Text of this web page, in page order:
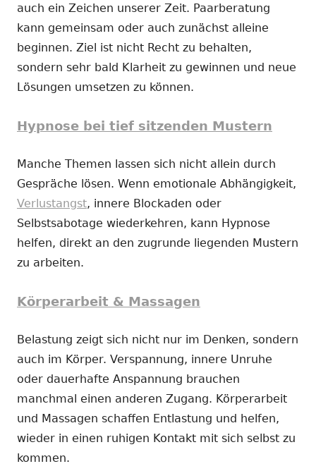
auch ein Zeichen unserer Zeit. Paarberatung
kann gemeinsam oder auch zunächst alleine
beginnen. Ziel ist nicht Recht zu behalten,
sondern sehr bald Klarheit zu gewinnen und neue
Lösungen umsetzen zu können.
Hypnose bei tief sitzenden Mustern
Manche Themen lassen sich nicht allein durch
Gespräche lösen. Wenn emotionale Abhängigkeit,
Verlustangst, innere Blockaden oder
Selbstsabotage wiederkehren, kann Hypnose
helfen, direkt an den zugrunde liegenden Mustern
zu arbeiten.
Körperarbeit & Massagen
Belastung zeigt sich nicht nur im Denken, sondern
auch im Körper. Verspannung, innere Unruhe
oder dauerhafte Anspannung brauchen
manchmal einen anderen Zugang. Körperarbeit
und Massagen schaffen Entlastung und helfen,
wieder in einen ruhigen Kontakt mit sich selbst zu
kommen.